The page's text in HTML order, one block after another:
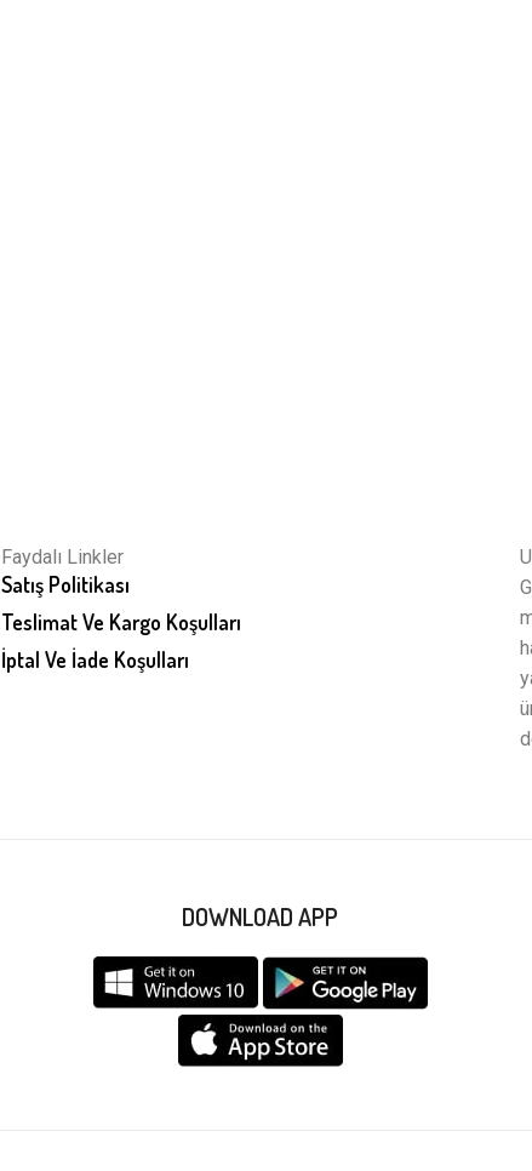
Faydalı Linkler
Satış Politikası
Teslimat Ve Kargo Koşulları
İptal Ve İade Koşulları
DOWNLOAD APP